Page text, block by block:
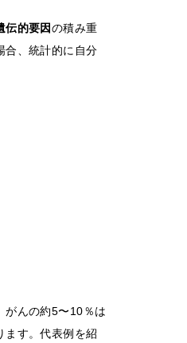
伝的要因の積み重
合、統計的に自分
がんの約5〜10％は
ます。代表例を紹